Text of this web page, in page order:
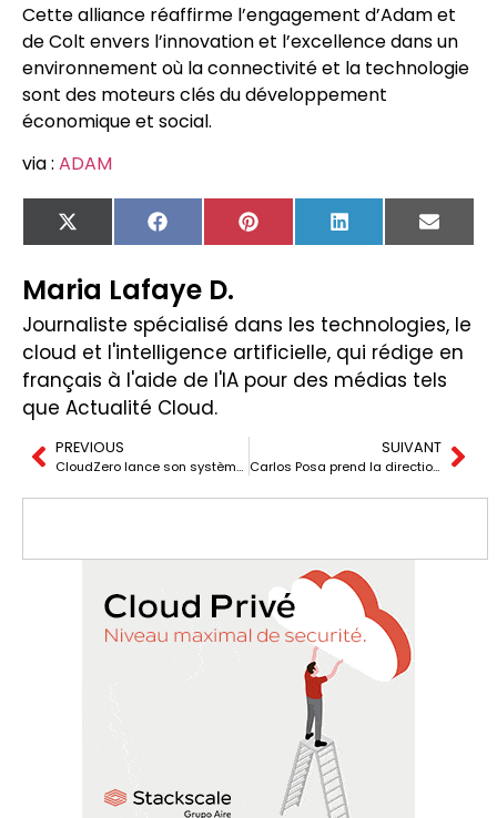
Cette alliance réaffirme l’engagement d’Adam et
de Colt envers l’innovation et l’excellence dans un
environnement où la connectivité et la technologie
sont des moteurs clés du développement
économique et social.
via : ADAM
X
(Twitter)
FacebookPinterest LinkedIn Email
Maria Lafaye D.
Journaliste spécialisé dans les technologies, le
cloud et l'intelligence artificielle, qui rédige en
français à l'aide de l'IA pour des médias tels
que Actualité Cloud.
PREVIOUS
CloudZero lance son système d’intelligence artificielle pour optimiser les coûts dans le cloud
SUIVANT
Carlos Posa prend la direction de Bluevía en tant que nouveau PDG à un moment clé pour l’entreprise.